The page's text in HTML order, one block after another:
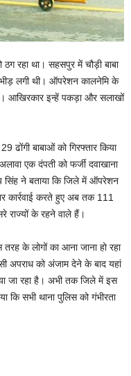
रहा था। सहसपुर में चौड़ी बाबा
भीड़ लगी थी। ऑपरेशन कालनेमि के
आखिरकार इन्हें पकड़ा और सलाखों
ढोंगी बाबाओं को गिरफ्तार किया
एक दंपती को फर्जी दवाखाना
ने बताया कि जिले में ऑपरेशन
कार्रवाई करते हुए अब तक 111
राज्यों के रहने वाले हैं।
के लोगों का आना जाना हो रहा
अपराध को अंजाम देने के बाद यहां
जा रहा है। अभी तक जिले में इस
कि सभी थाना पुलिस को गंभीरता